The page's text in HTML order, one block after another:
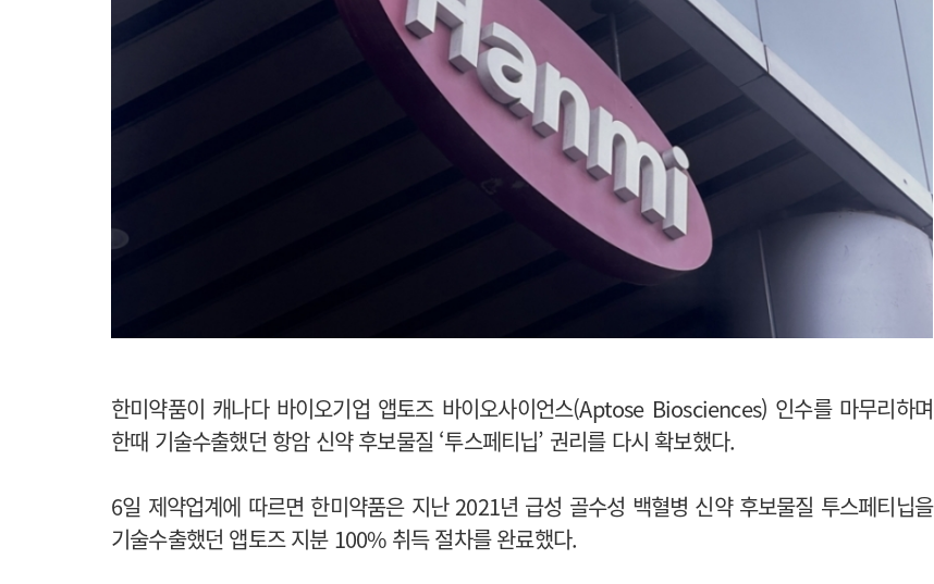
한미약품이 캐나다 바이오기업 앱토즈 바이오사이언스(Aptose Biosciences) 인수를 마무리하며
한때 기술수출했던 항암 신약 후보물질 ‘투스페티닙’ 권리를 다시 확보했다.
6일 제약업계에 따르면 한미약품은 지난 2021년 급성 골수성 백혈병 신약 후보물질 투스페티닙을
기술수출했던 앱토즈 지분 100% 취득 절차를 완료했다.